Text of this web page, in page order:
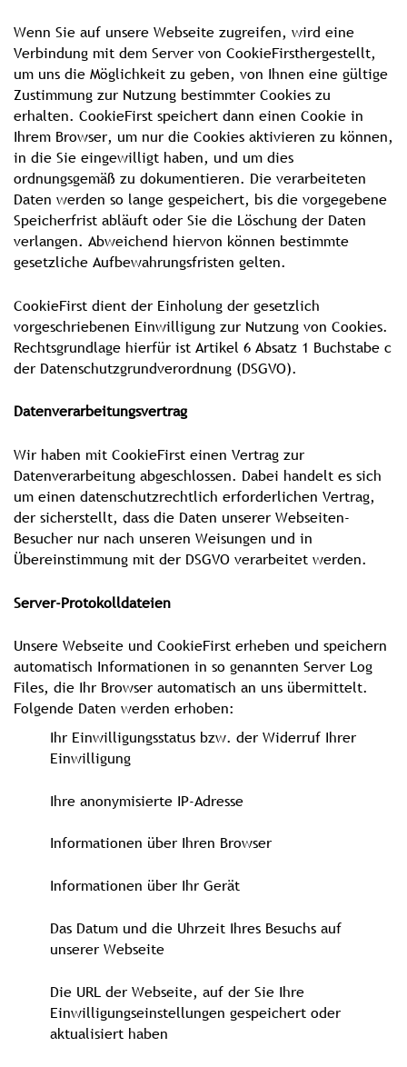
Wenn Sie auf unsere Webseite zugreifen, wird eine
Verbindung mit dem Server von CookieFirsthergestellt,
um uns die Möglichkeit zu geben, von Ihnen eine gültige
Zustimmung zur Nutzung bestimmter Cookies zu
erhalten. CookieFirst speichert dann einen Cookie in
Ihrem Browser, um nur die Cookies aktivieren zu können,
in die Sie eingewilligt haben, und um dies
ordnungsgemäß zu dokumentieren. Die verarbeiteten
Daten werden so lange gespeichert, bis die vorgegebene
Speicherfrist abläuft oder Sie die Löschung der Daten
verlangen. Abweichend hiervon können bestimmte
gesetzliche Aufbewahrungsfristen gelten.
CookieFirst dient der Einholung der gesetzlich
vorgeschriebenen Einwilligung zur Nutzung von Cookies.
Rechtsgrundlage hierfür ist Artikel 6 Absatz 1 Buchstabe c
der Datenschutzgrundverordnung (DSGVO).
Datenverarbeitungsvertrag
Wir haben mit CookieFirst einen Vertrag zur
Datenverarbeitung abgeschlossen. Dabei handelt es sich
um einen datenschutzrechtlich erforderlichen Vertrag,
der sicherstellt, dass die Daten unserer Webseiten-
Besucher nur nach unseren Weisungen und in
Übereinstimmung mit der DSGVO verarbeitet werden.
Server-Protokolldateien
Unsere Webseite und CookieFirst erheben und speichern
automatisch Informationen in so genannten Server Log
Files, die Ihr Browser automatisch an uns übermittelt.
Folgende Daten werden erhoben:
Ihr Einwilligungsstatus bzw. der Widerruf Ihrer
Einwilligung
Ihre anonymisierte IP-Adresse
Informationen über Ihren Browser
Informationen über Ihr Gerät
Das Datum und die Uhrzeit Ihres Besuchs auf
unserer Webseite
Die URL der Webseite, auf der Sie Ihre
Einwilligungseinstellungen gespeichert oder
aktualisiert haben